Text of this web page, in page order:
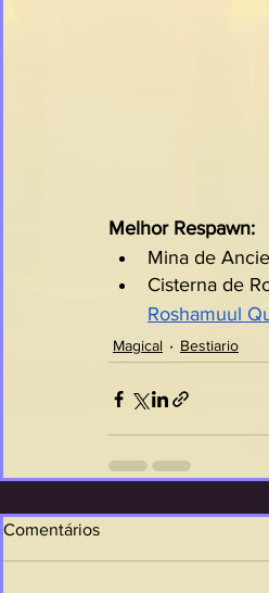
Melhor Respawn:
Mina de
Cisterna de
Roshamuul
Magical Bestiario
Comentários